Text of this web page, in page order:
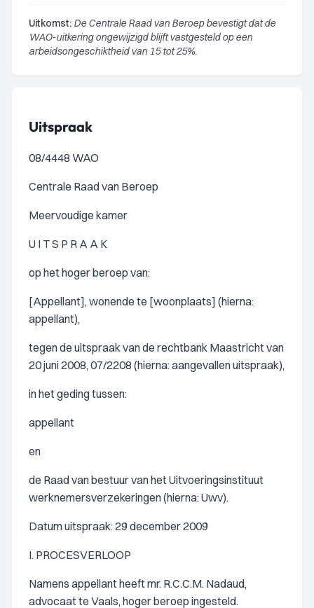
Uitkomst: De Centrale Raad van Beroep bevestigt dat de
WAO-uitkering ongewijzigd blijft vastgesteld op een
arbeidsongeschiktheid van 15 tot 25%.
Uitspraak
08/4448 WAO
Centrale Raad van Beroep
Meervoudige kamer
U I T S P R A A K
op het hoger beroep van:
[Appellant], wonende te [woonplaats] (hierna:
appellant),
tegen de uitspraak van de rechtbank Maastricht van
20 juni 2008, 07/2208 (hierna: aangevallen uitspraak),
in het geding tussen:
appellant
en
de Raad van bestuur van het Uitvoeringsinstituut
werknemersverzekeringen (hierna: Uwv).
Datum uitspraak: 29 december 2009
I. PROCESVERLOOP
Namens appellant heeft mr. R.C.C.M. Nadaud,
advocaat te Vaals, hoger beroep ingesteld.